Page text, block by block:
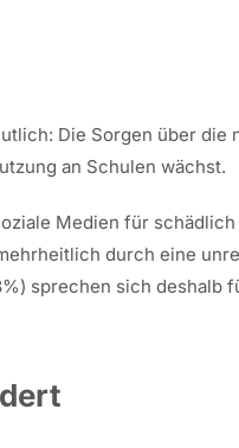
Die Sorgen über die
an Schulen wächst.
Medien für
durch eine
sprechen sich deshalb